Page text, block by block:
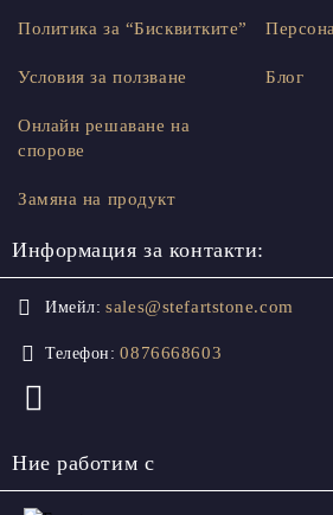
Политика за “Бисквитките”
Условия за ползване
Онлайн решаване на
спорове
Замяна на продукт
Блог
Информация за контакти:
Имейл: sales@stefartstone.com
Телефон: 0876668603
Ние работим с